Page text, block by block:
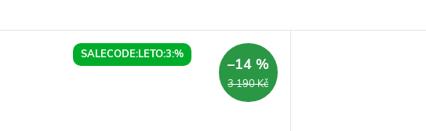
SALECODE:LETO:3:%
3 190 Kč
–14 %